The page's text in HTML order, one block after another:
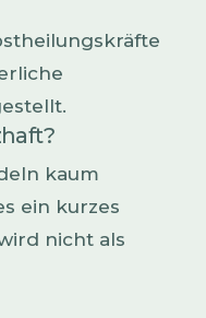
kaum
ein kurzes
nicht als